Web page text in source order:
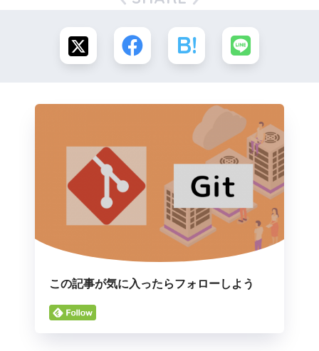
この記事が気に入ったらフォローしよう